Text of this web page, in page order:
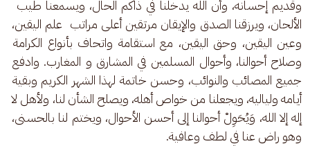
وقديم إحسانه، وأن الله يدخلنا في ذاكم الحال، ويسمعنا طيب
الألحان، ويرزقنا الصدق والإيقان مرتقين أعلى مراتب  علم اليقين،
وعين اليقين، وحق اليقين، مع استقامة واتحاف بأنواع الكرامة
وصلاح أحوالنا، وأحوال المسلمين في المشارق و المغارب. وادفع
جميع المصائب والنوائب، وحسن خاتمة لهذا الشهر الكريم وبقية
أيامه ولياليه، ويجعلنا من خواص أهله، ويصلح الشأن لنا، ولأهل لا
إله إلا الله، وَيُحَوِلْ أحوالنا إلى أحسن الأحوال، ويختم لنا بالحسنى،
وهو راض عنا في لطف وعافية.